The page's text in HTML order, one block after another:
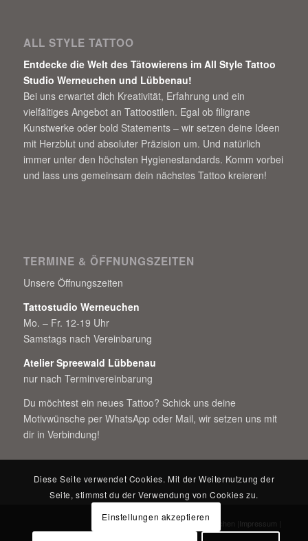
ALL STYLE TATTOO
Entdecke die Welt des Tätowierens im All Style Tattoo
Studio Werneuchen und Lübbenau!
Bei uns erwartet dich Kreativität, Erfahrung und ein
vielfältiges Angebot an Tattoostilen. Egal ob filigrane
Kunstwerke oder bold Statements – wir setzen deine Ideen
mit Herzblut und absoluter Präzision um. Und natürlich
immer unter den höchsten Hygienestandards. Komm vorbei
und lass uns gemeinsam dein nächstes Tattoo kreieren!
TERMINE & ÖFFNUNGSZEITEN
Unsere Öffnungszeiten
Tattostudio Werneuchen
Mo. – Fr. 12-19 Uhr
Samstags nach Vereinbarung
Atelier Spreewald Lübbenau
nur nach Terminvereinbarung
Du möchtest ein neues Tattoo? Schick uns deine
Motivwünsche per WhatsApp oder Mail, wir setzen uns mit
dir in Verbindung!
© Copyright - Allstyletattoo Werneuchen | Impressum
Diese Seite verwendet Cookies. Mit der Weiternutzung der
Seite, stimmst du der Verwendung von Cookies zu.
Einstellungen akzeptieren